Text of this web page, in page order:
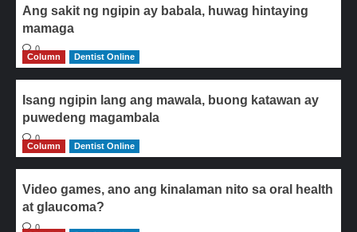
Ang sakit ng ngipin ay babala, huwag hintaying
mamaga
0
Column
Dentist Online
Isang ngipin lang ang mawala, buong katawan ay
puwedeng magambala
0
Column
Dentist Online
Video games, ano ang kinalaman nito sa oral health
at glaucoma?
0